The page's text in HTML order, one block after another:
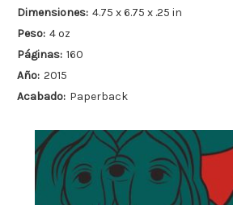
Dimensiones: 4.75 x 6.75 x .25 in
Peso: 4 oz
Páginas: 160
Año: 2015
Acabado: Paperback